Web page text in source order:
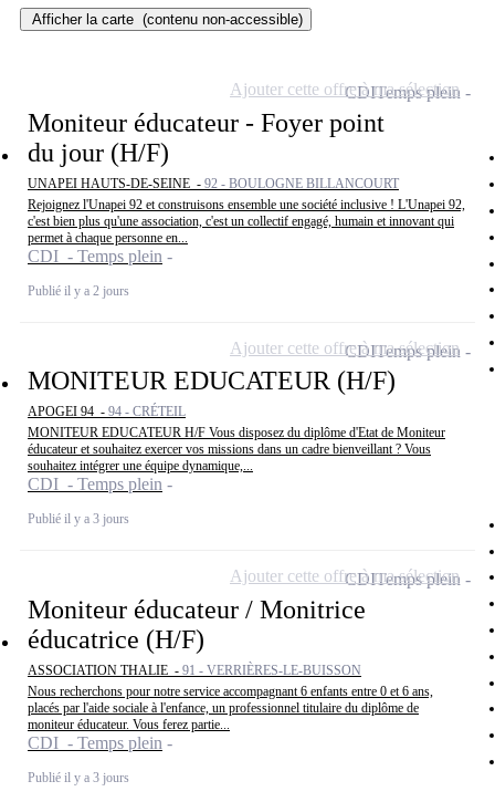
Afficher la carte (contenu non-accessible)
Moniteur éducateur - Foyer point
du jour (H/F)
UNAPEI HAUTS-DE-SEINE - 92 - BOULOGNE BILLANCOURT
Rejoignez l'Unapei 92 et construisons ensemble une société inclusive ! L'Unapei 92,
c'est bien plus qu'une association, c'est un collectif engagé, humain et innovant qui
permet à chaque personne en...
CDI - Temps plein
Publié il y a 2 jours
CDITemps plein
Ajouter cette offre à ma sélection
MONITEUR EDUCATEUR (H/F)
APOGEI 94 - 94 - CRÉTEIL
MONITEUR EDUCATEUR H/F Vous disposez du diplôme d'Etat de Moniteur
éducateur et souhaitez exercer vos missions dans un cadre bienveillant ? Vous
souhaitez intégrer une équipe dynamique,...
CDI - Temps plein
Publié il y a 3 jours
CDITemps plein
Ajouter cette offre à ma sélection
Moniteur éducateur / Monitrice
éducatrice (H/F)
ASSOCIATION THALIE - 91 - VERRIÈRES-LE-BUISSON
Nous recherchons pour notre service accompagnant 6 enfants entre 0 et 6 ans,
placés par l'aide sociale à l'enfance, un professionnel titulaire du diplôme de
moniteur éducateur. Vous ferez partie...
CDI - Temps plein
Publié il y a 3 jours
CDITemps plein
Ajouter cette offre à ma sélection